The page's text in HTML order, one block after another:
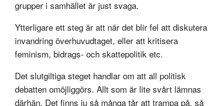
grupper i samhället är just svaga.
Ytterligare ett steg är att när det blir fel att diskutera
invandring överhuvudtaget, eller att kritisera
feminism, bidrags- och skattepolitik etc.
Det slutgiltiga steget handlar om att all politisk
debatten omöjliggörs. Allt som är lite svårt lämnas
därhän. Det finns ju så många tår att trampa på, så